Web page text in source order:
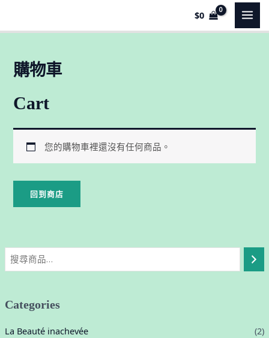
$0
Categories
La Beauté inachevée
(2)
購物車
Cart
您的購物車裡還沒有任何商品。
回到商店